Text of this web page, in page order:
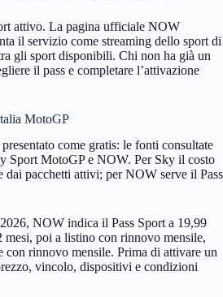
attivo. La pagina ufficiale NOW
il servizio come streaming dello sport di
gli sport disponibili. Chi non ha già un
il pass e completare l’attivazione
MotoGP
come gratis: le fonti consultate
Sport MotoGP e NOW. Per Sky il costo
dai pacchetti attivi; per NOW serve il Pass
NOW indica il Pass Sport a 19,99
mesi, poi a listino con rinnovo mensile,
con rinnovo mensile. Prima di attivare un
vincolo, dispositivi e condizioni